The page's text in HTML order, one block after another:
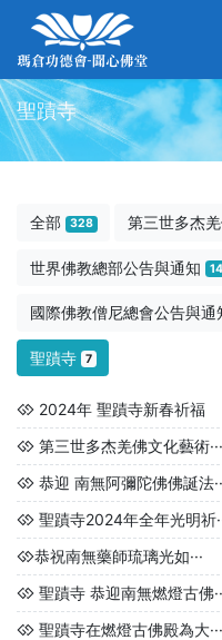
聖蹟寺
全部 328 第三世多杰
世界佛教總部公告與通知
國際佛教僧尼總會公告與通
聖蹟寺 7
2024年 聖蹟寺新春祈福
第三世多杰羌佛文化藝術···
恭迎 南無阿彌陀佛佛誕法
聖蹟寺2024年全年光明祈
​恭祝南無藥師琉璃光如···
聖蹟寺 恭迎南無燃燈古佛
聖蹟寺在燃燈古佛殿為大···